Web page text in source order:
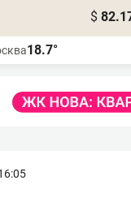
$
18.7°